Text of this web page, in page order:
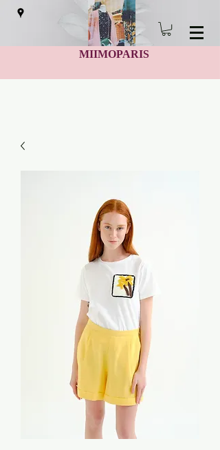
MIIMOPARIS